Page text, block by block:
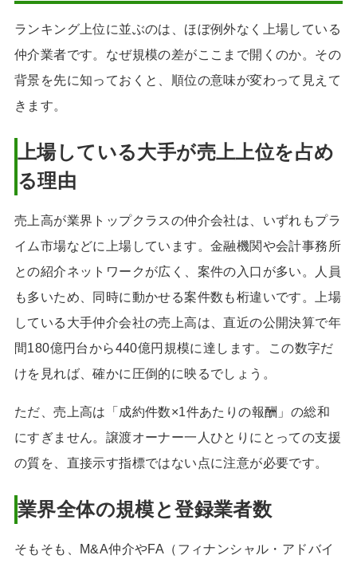
ランキング上位に並ぶのは、ほぼ例外なく上場している
仲介業者です。なぜ規模の差がここまで開くのか。その
背景を先に知っておくと、順位の意味が変わって見えて
きます。
上場している大手が売上上位を占め
る理由
売上高が業界トップクラスの仲介会社は、いずれもプラ
イム市場などに上場しています。金融機関や会計事務所
との紹介ネットワークが広く、案件の入口が多い。人員
も多いため、同時に動かせる案件数も桁違いです。上場
している大手仲介会社の売上高は、直近の公開決算で年
間180億円台から440億円規模に達します。この数字だ
けを見れば、確かに圧倒的に映るでしょう。
ただ、売上高は「成約件数×1件あたりの報酬」の総和
にすぎません。譲渡オーナー一人ひとりにとっての支援
の質を、直接示す指標ではない点に注意が必要です。
業界全体の規模と登録業者数
そもそも、M&A仲介やFA（フィナンシャル・アドバイ